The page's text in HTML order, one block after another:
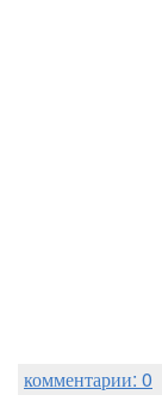
комментарии: 0